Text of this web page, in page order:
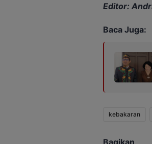
Editor:
Baca Juga:
kebakaran
Bagikan